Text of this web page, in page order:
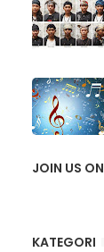
JOIN US
KATEGORI